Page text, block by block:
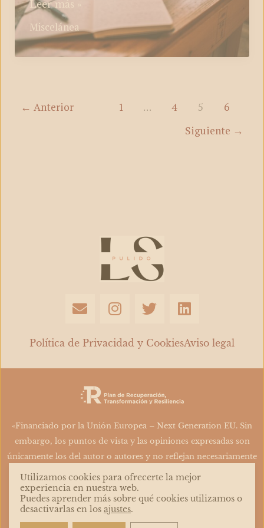
Conoce
editor
Leer más »
Miscelánea
← Anterior 1 … 4 5
6
Siguiente →
E
n
e
o
p
e
I
n
t
g
r
a
m
T
w
t
e
r
L
i
k
d
n
Política de Privacidad y CookiesAviso legal
«Financiado por la Unión Europea – Next Generation EU. Sin
embargo, los puntos de vista y las opiniones expresadas son
únicamente los del autor o autores y no reflejan necesariamente
los de la Unión Europea o la Comisión Europea. Ni la Unión
Europea ni la Comisión Europea pueden ser consideradas
responsables de las mismas»
Utilizamos cookies para ofrecerte la mejor
experiencia en nuestra web.
Puedes aprender más sobre qué cookies utilizamos o
desactivarlas en los ajustes.